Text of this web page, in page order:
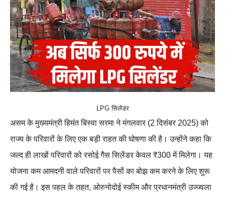
LPG सिलेंडर
असम के मुख्यमंत्री हिमंत बिस्वा सरमा ने मंगलवार (2 दिसंबर 2025) को
राज्य के परिवारों के लिए एक बड़ी राहत की घोषणा की है। उन्होंने कहा कि
जल्द ही लाखों परिवारों को रसोई गैस सिलेंडर केवल ₹300 में मिलेगा। यह
योजना कम आमदनी वाले परिवारों पर पैसों का बोझ कम करने के लिए शुरू
की गई है। इस पहल के तहत, ओरुनोदोई स्कीम और प्रधानमंत्री उज्ज्वला